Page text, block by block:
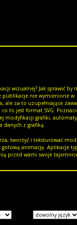
wizualnej? Jak sprawić by
publikacje nie wymienione w
ale za to uzupełniające
to jest format SVG.
modyfikacji grafiki,
danych z grafiką.
tworzyć i teksturować
gotową animację. Aplikacje
przed wami swoje